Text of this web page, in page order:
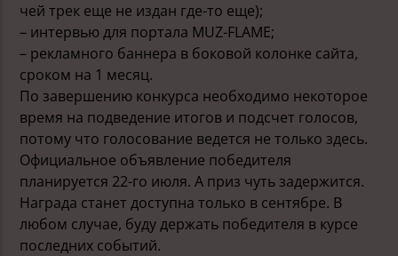
чей трек еще не издан где-то еще);
– интервью для портала MUZ-FLAME;
– рекламного баннера в боковой колонке сайта,
сроком на 1 месяц.
По завершению конкурса необходимо некоторое
время на подведение итогов и подсчет голосов,
потому что голосование ведется не только здесь.
Официальное объявление победителя
планируется 22-го июля. А приз чуть задержится.
Награда станет доступна только в сентябре. В
любом случае, буду держать победителя в курсе
последних событий.